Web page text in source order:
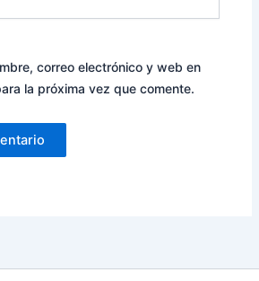
correo electrónico y web en
la próxima vez que comente.